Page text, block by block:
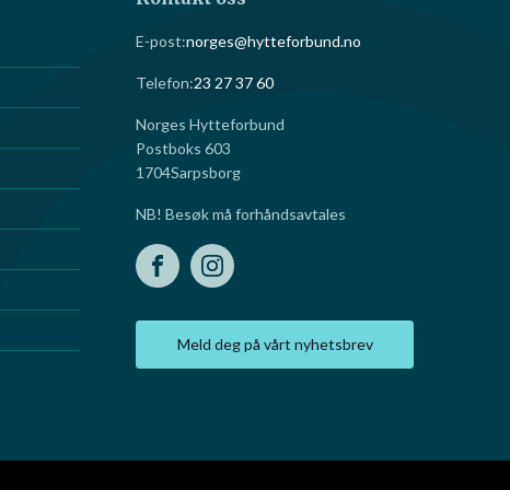
E-post:norges@hytteforbund.no
Telefon:23 27 37 60
Norges Hytteforbund
Postboks 603
1704Sarpsborg
NB! Besøk må forhåndsavtales
Meld deg på vårt nyhetsbrev